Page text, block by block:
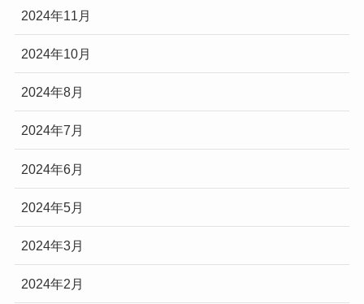
2024年11月
2024年10月
2024年8月
2024年7月
2024年6月
2024年5月
2024年3月
2024年2月